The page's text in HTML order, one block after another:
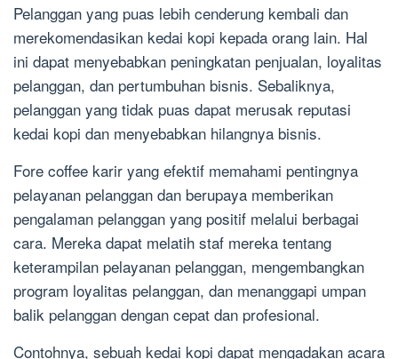
Pelanggan yang puas lebih cenderung kembali dan
merekomendasikan kedai kopi kepada orang lain. Hal
ini dapat menyebabkan peningkatan penjualan, loyalitas
pelanggan, dan pertumbuhan bisnis. Sebaliknya,
pelanggan yang tidak puas dapat merusak reputasi
kedai kopi dan menyebabkan hilangnya bisnis.
Fore coffee karir yang efektif memahami pentingnya
pelayanan pelanggan dan berupaya memberikan
pengalaman pelanggan yang positif melalui berbagai
cara. Mereka dapat melatih staf mereka tentang
keterampilan pelayanan pelanggan, mengembangkan
program loyalitas pelanggan, dan menanggapi umpan
balik pelanggan dengan cepat dan profesional.
Contohnya, sebuah kedai kopi dapat mengadakan acara